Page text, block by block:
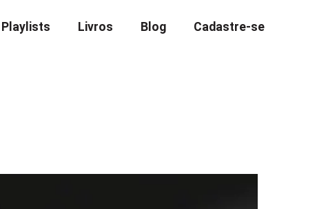
Playlists Livros Blog Cadastre-se